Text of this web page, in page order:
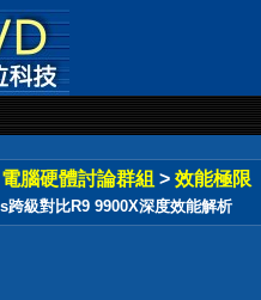
電腦硬體討論群組 > 效能極限
級對比R9 9900X深度效能解析